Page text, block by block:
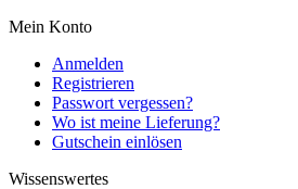
Mein Konto
Anmelden
Registrieren
Passwort vergessen?
Wo ist meine Lieferung?
Gutschein einlösen
Wissenswertes